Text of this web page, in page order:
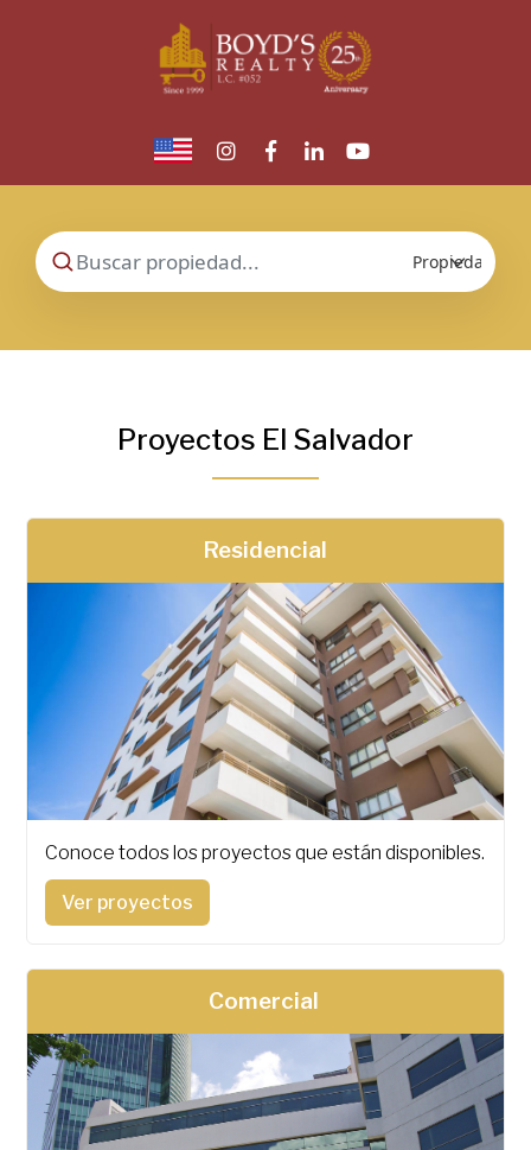
Proyectos El Salvador
Residencial
Conoce todos los proyectos que están disponibles.
Ver proyectos
Comercial